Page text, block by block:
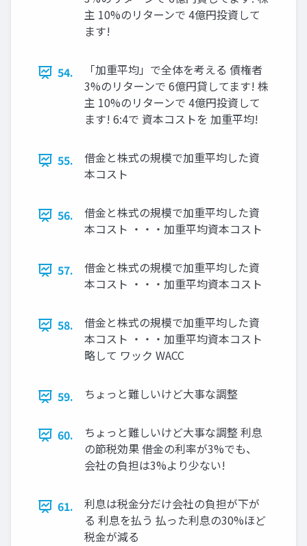
主 10%のリターンで 4億円投資して
ます!
54.
「加重平均」で全体を考える 債権者
3%のリターンで 6億円貸してます! 株
主 10%のリターンで 4億円投資して
ます! 6:4で 資本コストを 加重平均!
55.
借金と株式の規模で加重平均した資
本コスト
56.
借金と株式の規模で加重平均した資
本コスト ・・・加重平均資本コスト
57.
借金と株式の規模で加重平均した資
本コスト ・・・加重平均資本コスト
58.
借金と株式の規模で加重平均した資
本コスト ・・・加重平均資本コスト
略して ワック WACC
59. ちょっと難しいけど大事な調整
60.
ちょっと難しいけど大事な調整 利息
の節税効果 借金の利率が3%でも、
会社の負担は3%より少ない!
61.
利息は税金分だけ会社の負担が下が
る 利息を払う 払った利息の30%ほど
税金が減る